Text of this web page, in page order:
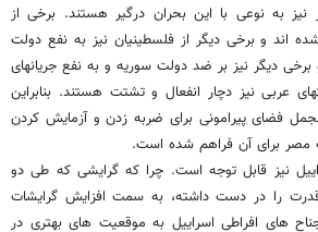
به نوعی با این بحران درگیر هستند. برخی از
اند و برخی دیگر از فلسطینیان نیز به نفع دولت
برخی دیگر نیز بر ضد دولت سوریه و به نفع جریانهای
عربی نیز دچار انفعال و تشتت هستند. بنابراین
فضای پیرامونی برای ضربه زدن و آزمایش کردن
مصر برای آن فراهم شده است.
نیز قابل توجه است. چرا که گرایشی که طی دو
را در دست داشته، به سمت افزایش گرایشات
های افراطی اسراییل به موقعیت های بهتری در